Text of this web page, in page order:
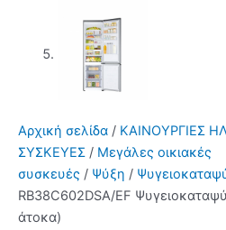
Αρχική σελίδα / ΚΑΙΝΟΥΡΓΙΕΣ
ΣΥΣΚΕΥΕΣ / Μεγάλες οικιακές
συσκευές / Ψύξη /
RB38C602DSA/EF
άτοκα)